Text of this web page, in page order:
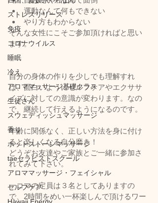
ストレスリリース
免疫
コロナウイルス
睡眠
冷え
アロママッサージ基礎クラス
生徒さん
スウェディッシュマッサージ
香り
ホットストーンマッサージ
taeセラピストスクール
アロママッサージ・フェイシャル
セルフケア
運動なんて何もできない
やり方もわからない
そんな女性にこそご参加頂ければと思い
ます。
自分の身体の作りを少しでも理解すれ
ば、面白いようにセルフケアやエクササ
イズに対しての意識が変わります。なの
で、継続して行えるようになるのです。
年齢に関係なく、正しい方法を身に付け
ると楽しくなる自分磨き！
どうぞお友達やご家族とご一緒に参加さ
れてみて下さい。
一コマの定員は３名としてありますの
で、2時間をめい一杯楽しんで頂けるワー